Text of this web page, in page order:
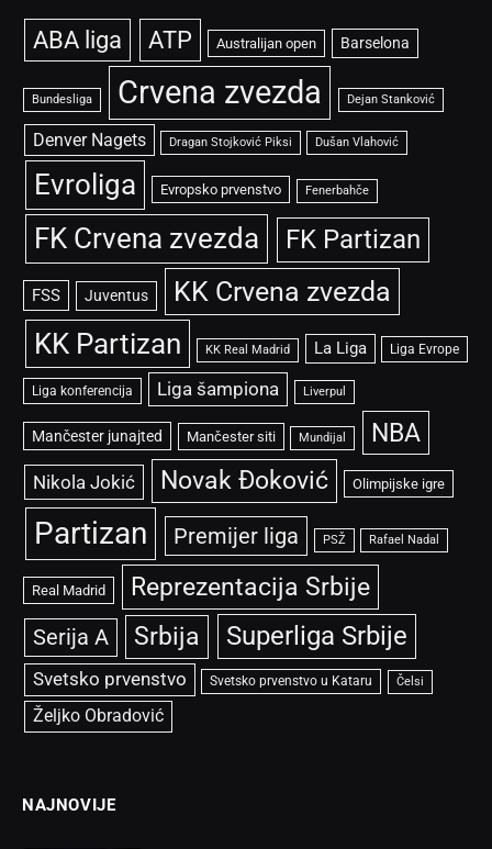
ABA liga ATP Australijan open Barselona
Bundesliga Crvena zvezda Dejan Stanković
Denver Nagets Dragan Stojković Piksi Dušan Vlahović
Evroliga Evropsko prvenstvo Fenerbahče
FK Crvena zvezda FK Partizan
FSS Juventus KK Crvena zvezda
KK Partizan KK Real Madrid La Liga Liga Evrope
Liga konferencija Liga šampiona Liverpul
Mančester junajted Mančester siti Mundijal NBA
Nikola Jokić Novak Đoković Olimpijske igre
Partizan Premijer liga PSŽ Rafael Nadal
Real Madrid Reprezentacija Srbije
Serija A Srbija Superliga Srbije
Svetsko prvenstvo Svetsko prvenstvo u Kataru Čelsi
Željko Obradović
NAJNOVIJE